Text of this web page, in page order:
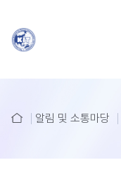
알림 및 소통마당